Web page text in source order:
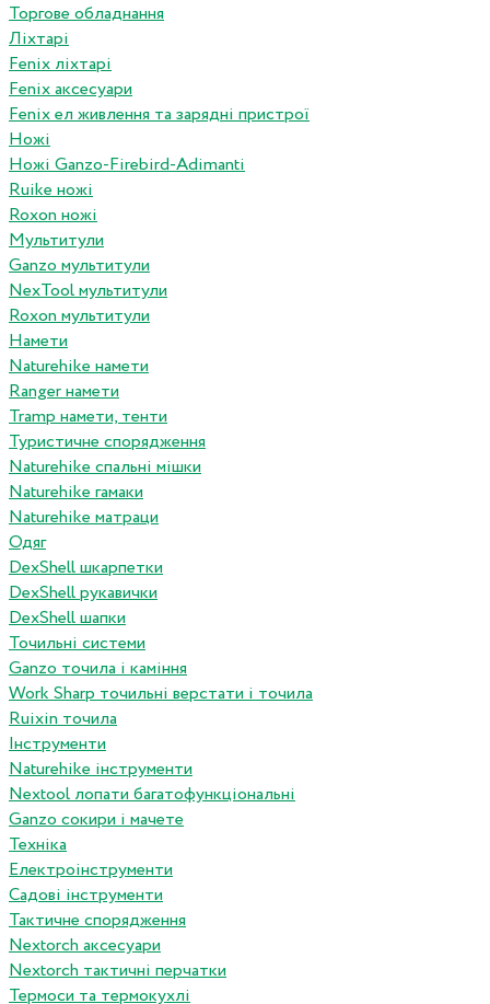
Торгове обладнання
Ліхтарі
Fenix ліхтарі
Fenix аксесуари
Fenix ел живлення та зарядні пристрої
Ножі
Ножі Ganzo-Firebird-Adimanti
Ruike ножі
Roxon ножi
Мультитули
Ganzo мультитули
NexTool мультитули
Roxon мультитули
Намети
Naturehike намети
Ranger намети
Tramp намети, тенти
Туристичне спорядження
Naturehike спальні мішки
Naturehike гамаки
Naturehike матраци
Одяг
DexShell шкарпетки
DexShell рукавички
DexShell шапки
Точильні системи
Ganzo точила і каміння
Work Sharp точильні верстати і точила
Ruixin точила
Інструменти
Naturehike інструменти
Nextool лопати багатофункціональні
Ganzo сокири і мачете
Техніка
Електроінструменти
Садові інструменти
Тактичне спорядження
Nextorch аксесуари
Nextorch тактичні перчатки
Термоси та термокухлі